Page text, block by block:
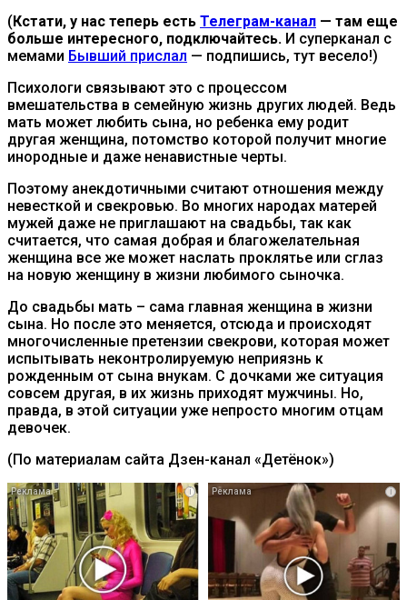
(Кстати, у нас теперь есть Телеграм-канал — там еще
больше интересного, подключайтесь. И суперканал с
мемами Бывший прислал — подпишись, тут весело!)
Психологи связывают это с процессом
вмешательства в семейную жизнь других людей. Ведь
мать может любить сына, но ребенка ему родит
другая женщина, потомство которой получит многие
инородные и даже ненавистные черты.
Поэтому анекдотичными считают отношения между
невесткой и свекровью. Во многих народах матерей
мужей даже не приглашают на свадьбы, так как
считается, что самая добрая и благожелательная
женщина все же может наслать проклятье или сглаз
на новую женщину в жизни любимого сыночка.
До свадьбы мать – сама главная женщина в жизни
сына. Но после это меняется, отсюда и происходят
многочисленные претензии свекрови, которая может
испытывать неконтролируемую неприязнь к
рожденным от сына внукам. С дочками же ситуация
совсем другая, в их жизнь приходят мужчины. Но,
правда, в этой ситуации уже непросто многим отцам
девочек.
(По материалам сайта Дзен-канал «Детёнок»)
i i